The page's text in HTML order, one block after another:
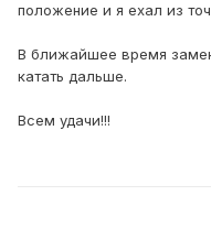
положение и я ехал из
В ближайшее время
катать дальше.
Всем удачи!!!